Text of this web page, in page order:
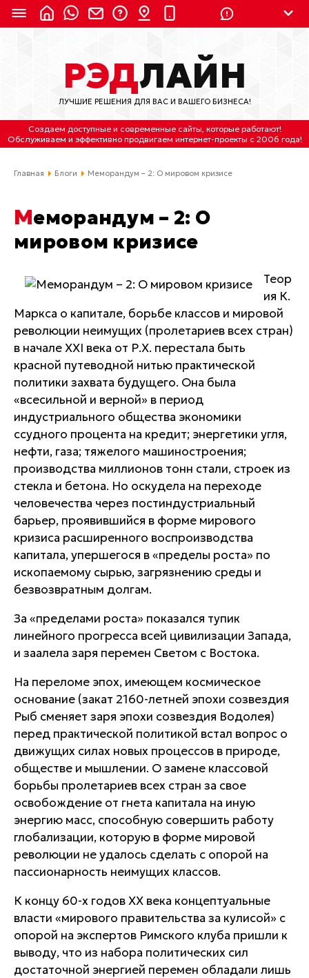
8 (800) 550-9899 (с 2:30 до 11:30 по
Мск)
Бесплатно по России
(4212) 658-653
(4212) 637-673
Отдельный вход \ Левый торец здания
Пн-пт. с 9:30 до 18:30 (по Хбк)
Все контакты
РЭДЛАЙН
ЛУЧШИЕ РЕШЕНИЯ ДЛЯ ВАС И ВАШЕГО БИЗНЕСА!
Создаем доступные и современные сайты, которые работают!
Обслуживаем и эффективно продвигаем интернет-проекты с 2006 года!
Главная Блоги Меморандум – 2: О мировом кризисе
Меморандум – 2: О
мировом кризисе
Теор
ия К.
Маркса о капитале, борьбе классов и мировой
революции неимущих (пролетариев всех стран)
в начале XXI века от Р.Х. перестала быть
красной путеводной нитью практической
политики захвата будущего. Она была
«всесильной и верной» в период
индустриального общества экономики
ссудного процента на кредит; энергетики угля,
нефти, газа; тяжелого машиностроения;
производства миллионов тонн стали, строек из
стекла и бетона. Но оскудела на переходе
человечества через постиндустриальный
барьер, проявившийся в форме мирового
кризиса расширенного воспроизводства
капитала, упершегося в «пределы роста» по
ископаемому сырью, загрязнению среды и
безвозвратным долгам.
За «пределами роста» показался тупик
линейного прогресса всей цивилизации Запада,
и заалела заря перемен Светом с Востока.
На переломе эпох, имеющем космическое
основание (закат 2160-летней эпохи созвездия
Рыб сменяет заря эпохи созвездия Водолея)
перед практической политикой встал вопрос о
движущих силах новых процессов в природе,
обществе и мышлении. О замене классовой
борьбы пролетариев всех стран за свое
освобождение от гнета капитала на иную
энергию масс, способную совершить работу
глобализации, которую в форме мировой
революции не удалось сделать с опорой на
пассионарность неимущих классов.
К концу 60-х годов ХХ века концептуальные
власти «мирового правительства за кулисой» с
опорой на экспертов Римского клуба пришли к
выводу, что из набора политических сил
достаточной энергией перемен обладали лишь